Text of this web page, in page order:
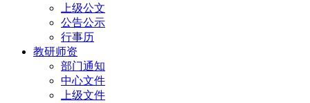
上级公文
公告公示
行事历
教研师资
部门通知
中心文件
上级文件